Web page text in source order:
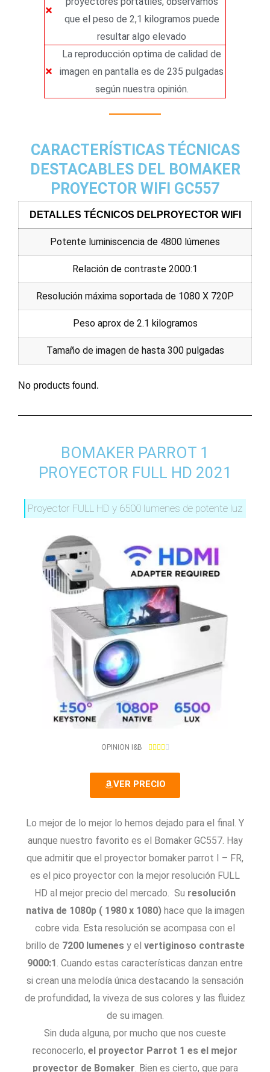
que el peso de 2,1 kilogramos puede
resultar algo elevado
La reproducción optima de calidad de
imagen en pantalla es de 235 pulgadas
según nuestra opinión.
CARACTERÍSTICAS TÉCNICAS
DESTACABLES DEL BOMAKER
PROYECTOR WIFI GC557
DETALLES TÉCNICOS DELPROYECTOR WIFI
Potente luminiscencia de 4800 lúmenes
Relación de contraste 2000:1
Resolución máxima soportada de 1080 X 720P
Peso aprox de 2.1 kilogramos
Tamaño de imagen de hasta 300 pulgadas
No products found.
BOMAKER PARROT 1
PROYECTOR FULL HD 2021
Proyector FULL HD y 6500 lumenes de potente luz
OPINION I&B 4
2
5
VER PRECIO
Lo mejor de lo mejor lo hemos dejado para el final. Y
aunque nuestro favorito es el Bomaker GC557. Hay
que admitir que el proyector bomaker parrot I – FR,
es el pico proyector con la mejor resolución FULL
HD al mejor precio del mercado. Su resolución
nativa de 1080p ( 1980 x 1080) hace que la imagen
cobre vida. Esta resolución se acompasa con el
brillo de 7200 lumenesy el vertiginoso contraste
9000:1. Cuando estas características danzan entre
si crean una melodía única destacando la sensación
de profundidad, la viveza de sus colores y las fluidez
de su imagen.
Sin duda alguna, por mucho que nos cueste
reconocerlo, el proyector Parrot 1 es el mejor
proyector de Bomaker. Bien es cierto, que para